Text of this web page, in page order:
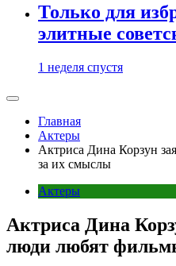
Только для
элитные
1 неделя спустя
Главная
Актеры
Актриса Дина Корзун
за их смыслы
Актеры
Актриса Дина
люди любят